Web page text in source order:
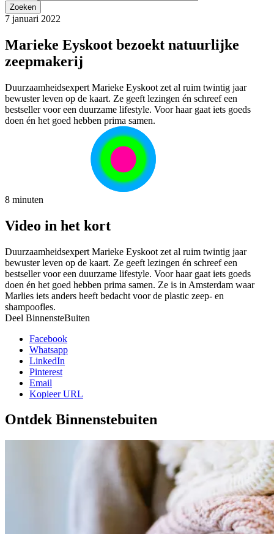
7 januari 2022
Marieke Eyskoot bezoekt natuurlijke
zeepmakerij
Duurzaamheidsexpert Marieke Eyskoot zet al ruim twintig jaar
bewuster leven op de kaart. Ze geeft lezingen én schreef een
bestseller voor een duurzame lifestyle. Voor haar gaat iets goeds
doen én het goed hebben prima samen.
8 minuten
Video in het kort
Duurzaamheidsexpert Marieke Eyskoot zet al ruim twintig jaar
bewuster leven op de kaart. Ze geeft lezingen én schreef een
bestseller voor een duurzame lifestyle. Voor haar gaat iets goeds
doen én het goed hebben prima samen. Ze is in Amsterdam waar
Marlies iets anders heeft bedacht voor de plastic zeep- en
shampoofles.
Deel BinnensteBuiten
Facebook
Whatsapp
LinkedIn
Pinterest
Email
Kopieer URL
Ontdek Binnenstebuiten